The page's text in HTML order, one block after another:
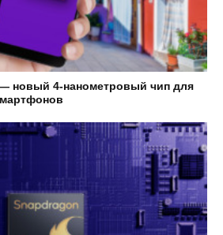
новый 4-нанометровый чип для